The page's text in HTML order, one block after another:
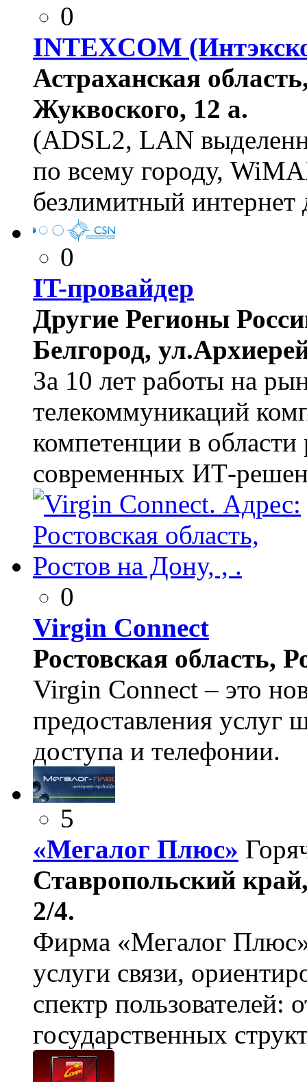
0
INTEXCOM
Астраханская
Жуквоского, 12 а.
(ADSL2, LAN
по всему городу,
безлимитный
0
IT-провайдер
Другие Регионы
Белгород,
За 10 лет работы на
телекоммуникаций
компетенции в области
современных ИТ-
0
Virgin Connect
Ростовская область,
Virgin Connect – это
предоставления услуг
доступа и телефонии.
5
«Мегалог Плюс»
Ставропольский
2/4.
Фирма «Мегалог
услуги связи,
спектр пользователей:
государственных